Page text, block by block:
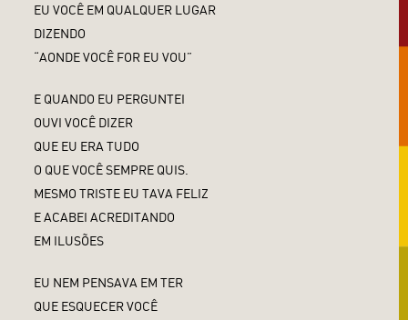
EU VOCÊ EM QUALQUER LUGAR
DIZENDO
“AONDE VOCÊ FOR EU VOU”
E QUANDO EU PERGUNTEI
OUVI VOCÊ DIZER
QUE EU ERA TUDO
O QUE VOCÊ SEMPRE QUIS.
MESMO TRISTE EU TAVA FELIZ
E ACABEI ACREDITANDO
EM ILUSÕES
EU NEM PENSAVA EM TER
QUE ESQUECER VOCÊ